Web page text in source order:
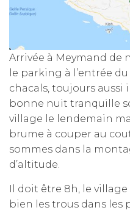
Arrivée à Meymand de
le parking à l’entrée
chacals, toujours aussi
bonne nuit tranquille
village le lendemain
brume à couper au
sommes dans la
d’altitude.
Il doit être 8h, le
bien les trous dans les